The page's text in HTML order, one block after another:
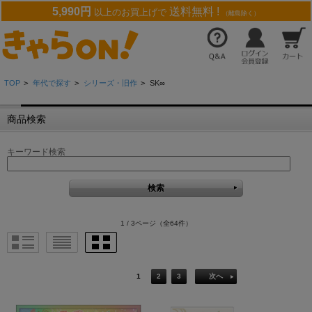
5,990円 以上のお買上げで 送料無料 ! （離島除く）
TOP > 年代で探す > シリーズ・旧作 > SK∞
商品検索
キーワード検索
1 / 3ページ （全64件）
1 2 3 次へ